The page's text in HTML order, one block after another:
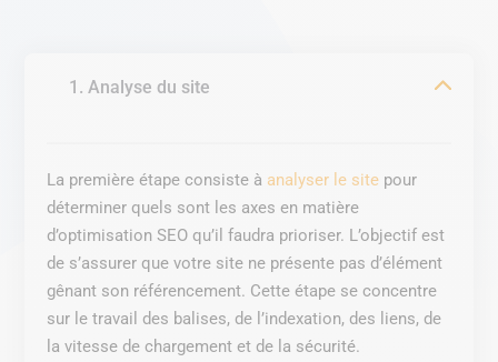
1. Analyse du site
La première étape consiste à analyser le site pour
déterminer quels sont les axes en matière
d’optimisation SEO qu’il faudra prioriser. L’objectif est
de s’assurer que votre site ne présente pas d’élément
gênant son référencement. Cette étape se concentre
sur le travail des balises, de l’indexation, des liens, de
la vitesse de chargement et de la sécurité.